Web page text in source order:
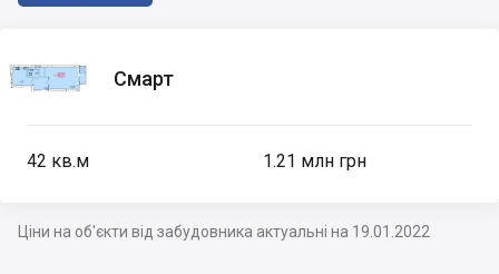
Смарт
42 кв.м 1.21 млн грн
Ціни на об'єкти від забудовника актуальні на 19.01.2022